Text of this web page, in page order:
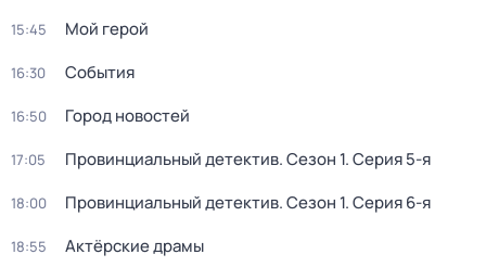
15:45 Мой герой
16:30 События
16:50 Город новостей
17:05 Провинциальный детектив. Сезон 1. Серия 5-я
18:00 Провинциальный детектив. Сезон 1. Серия 6-я
18:55 Актёрские драмы